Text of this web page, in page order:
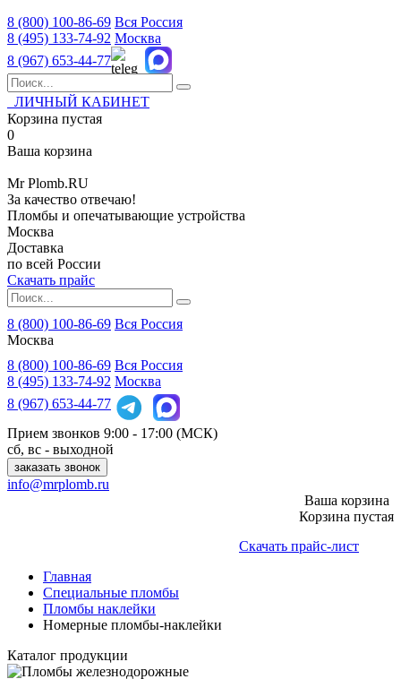
8 (800) 100-86-69 Вся Россия
8 (495) 133-74-92 Москва
8 (967) 653-44-77
ЛИЧНЫЙ КАБИНЕТ
Корзина пустая
0
Ваша корзина
MrPlomb.RU
За качество отвечаю!
Пломбы и опечатывающие устройства
Москва
Доставка
по всей России
Скачать прайс
8 (800) 100-86-69 Вся Россия
Москва
8 (800) 100-86-69 Вся Россия
8 (495) 133-74-92 Москва
8 (967) 653-44-77
Прием звонков 9:00 - 17:00 (МСК)
сб, вс - выходной
заказать звонок
info@mrplomb.ru
Ваша корзина
Корзина пустая
Скачать прайс-лист
Главная
Специальные пломбы
Пломбы наклейки
Номерные пломбы-наклейки
Каталог продукции